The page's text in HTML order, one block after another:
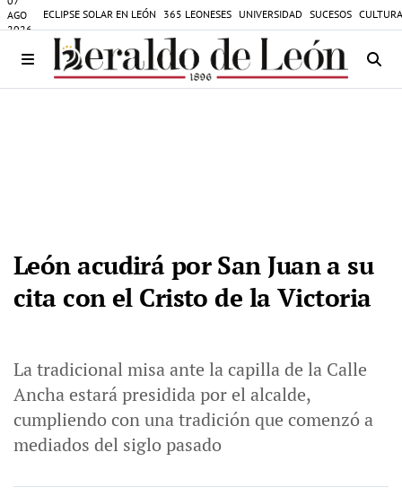
AGO
2026
ECLIPSE SOLAR EN LEÓN 365 LEONESES UNIVERSIDAD SUCESOS
León acudirá por San Juan a su
cita con el Cristo de la Victoria
La tradicional misa ante la capilla de la Calle
Ancha estará presidida por el alcalde,
cumpliendo con una tradición que comenzó a
mediados del siglo pasado